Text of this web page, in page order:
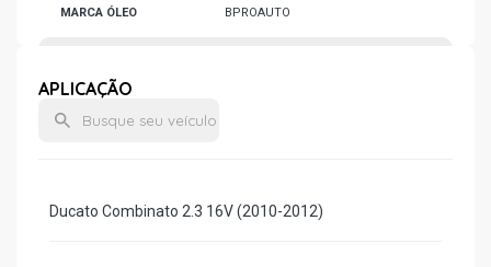
MARCA ÓLEO BPROAUTO
MARCA FILTRO DE
ÓLEO
CONDIÇÃO NOVO
APLICAÇÃO
Ducato Combinato 2.3 16V (2010-2012)